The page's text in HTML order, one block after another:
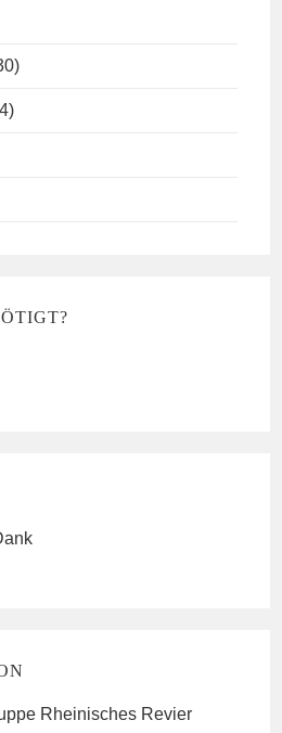
Rheinisches Revier